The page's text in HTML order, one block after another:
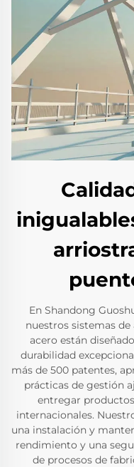
En Shandong
nuestros sistemas
acero están
durabilidad
más de 500 patentes,
prácticas de gestión
entregar
internacionales.
una instalación y
rendimiento y una
de procesos de